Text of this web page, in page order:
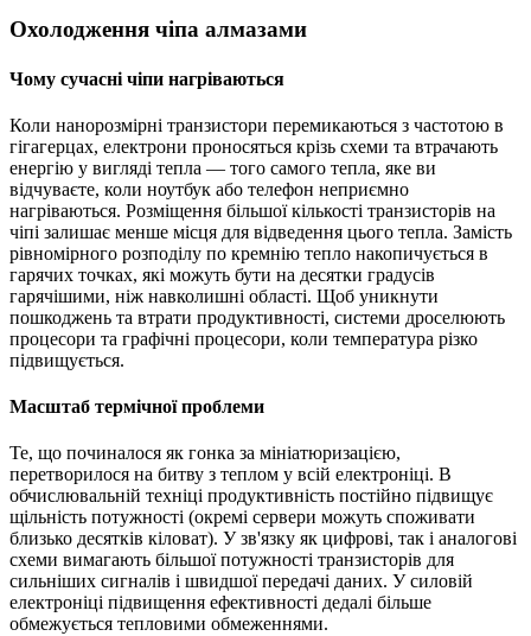
Охолодження чіпа алмазами
Чому сучасні чіпи нагріваються
Коли нанорозмірні транзистори перемикаються з частотою в
гігагерцах, електрони проносяться крізь схеми та втрачають
енергію у вигляді тепла — того самого тепла, яке ви
відчуваєте, коли ноутбук або телефон неприємно
нагріваються. Розміщення більшої кількості транзисторів на
чіпі залишає менше місця для відведення цього тепла. Замість
рівномірного розподілу по кремнію тепло накопичується в
гарячих точках, які можуть бути на десятки градусів
гарячішими, ніж навколишні області. Щоб уникнути
пошкоджень та втрати продуктивності, системи дроселюють
процесори та графічні процесори, коли температура різко
підвищується.
Масштаб термічної проблеми
Те, що починалося як гонка за мініатюризацією,
перетворилося на битву з теплом у всій електроніці. В
обчислювальній техніці продуктивність постійно підвищує
щільність потужності (окремі сервери можуть споживати
близько десятків кіловат). У зв'язку як цифрові, так і аналогові
схеми вимагають більшої потужності транзисторів для
сильніших сигналів і швидшої передачі даних. У силовій
електроніці підвищення ефективності дедалі більше
обмежується тепловими обмеженнями.